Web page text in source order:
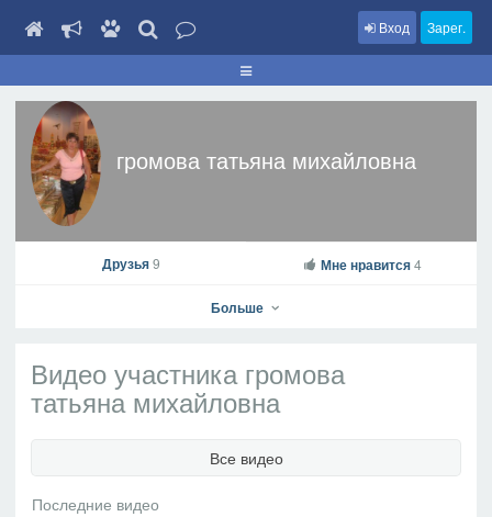
Вход Зарег.
громова татьяна михайловна
Друзья9 Мне нравится 4
Больше
Видео участника громова
татьяна михайловна
Все видео